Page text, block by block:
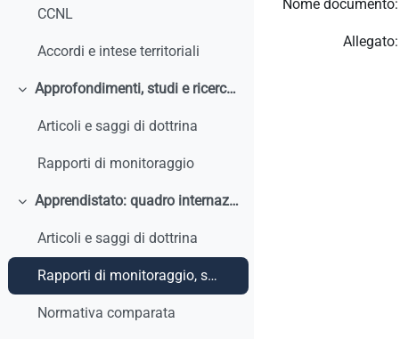
CCNL
Accordi e intese territoriali
Minimizza
Approfondimenti, studi e ricerche
Articoli e saggi di dottrina
Rapporti di monitoraggio
Minimizza
Apprendistato: quadro internazionale e comparato
Articoli e saggi di dottrina
Rapporti di monitoraggio, studi, ricerche, report internazionali
Normativa comparata
Nome documento:
Allegato: